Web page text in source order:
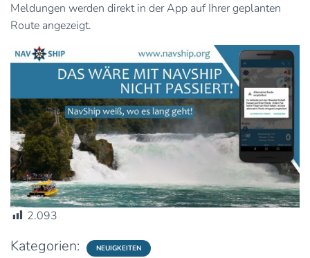
Meldungen werden direkt in der App auf Ihrer geplanten
Route angezeigt.
2.093
Kategorien: NEUIGKEITEN